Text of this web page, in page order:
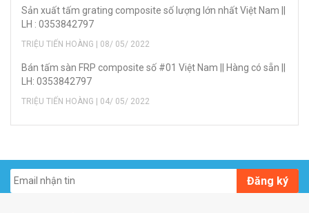
Sản xuất tấm grating composite số lượng lớn nhất Việt Nam ||
LH : 0353842797
TRIỆU TIẾN HOÀNG | 08/ 05/ 2022
Bán tấm sàn FRP composite số #01 Việt Nam || Hàng có sẵn ||
LH: 0353842797
TRIỆU TIẾN HOÀNG | 04/ 05/ 2022
Đăng ký